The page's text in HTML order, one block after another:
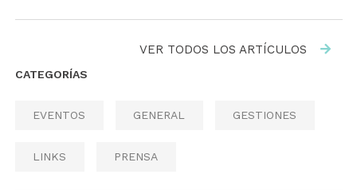
VER TODOS LOS ARTÍCULOS
CATEGORÍAS
EVENTOS GENERAL GESTIONES
LINKS PRENSA